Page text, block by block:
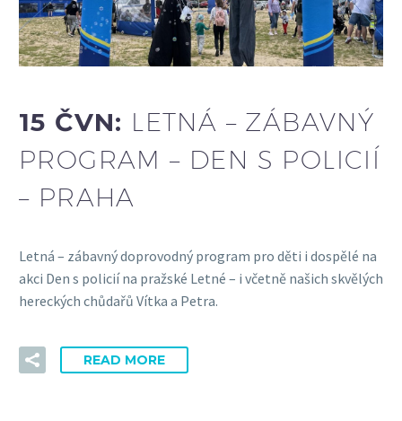
15 ČVN: LETNÁ – ZÁBAVNÝ
PROGRAM – DEN S POLICIÍ
– PRAHA
Letná – zábavný doprovodný program pro děti i dospělé na
akci Den s policií na pražské Letné – i včetně našich skvělých
hereckých chůdařů Vítka a Petra.
READ MORE